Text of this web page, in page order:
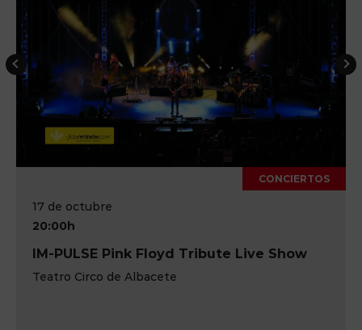
17 de octubre
20:00h
IM-PULSE Pink Floyd Tribute Live Show
Teatro Circo de Albacete
CONCIERTOS